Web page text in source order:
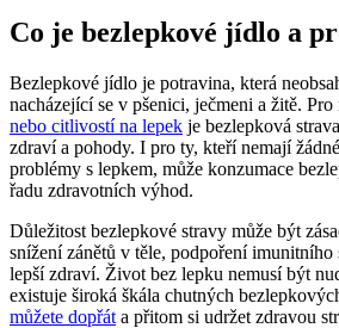
Co je bezlepkové jídlo a
Bezlepkové jídlo je potravina, která
nacházející se v pšenici, ječmeni a žitě.
nebo citlivostí na lepek je bezlepková
zdraví a pohody. I pro ty, kteří nemají
problémy s lepkem, může konzumace
řadu zdravotních výhod.
Důležitost bezlepkové stravy může být
snížení zánětů v těle, podpoření imunitního
lepší zdraví. Život bez lepku nemusí být
existuje široká škála chutných
můžete dopřát a přitom si udržet zdravou